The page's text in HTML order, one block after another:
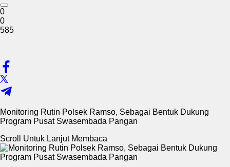
0
0
585
Monitoring Rutin Polsek Ramso, Sebagai Bentuk Dukung
Program Pusat Swasembada Pangan
Scroll Untuk Lanjut Membaca